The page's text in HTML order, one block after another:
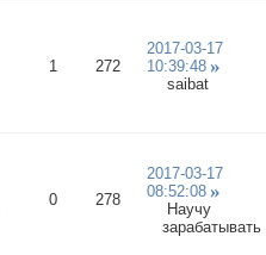
1 272
2017-03-17
10:39:48
saibat
0 278
2017-03-17
08:52:08
Научу
зарабатывать